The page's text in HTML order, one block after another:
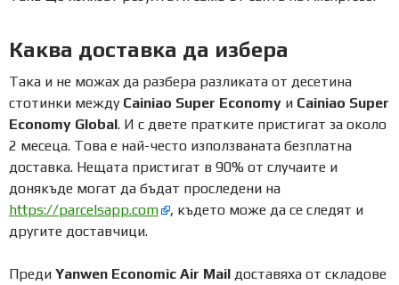
Каква доставка да избера
Така и не можах да разбера разликата от десетина
стотинки между Cainiao Super Economy и Cainiao Super
Economy Global. И с двете пратките пристигат за около
2 месеца. Това е най-често използваната безплатна
доставка. Нещата пристигат в 90% от случаите и
донякъде могат да бъдат проследени на
https://parcelsapp.com
, където може да се следят и
другите доставчици.
Преди Yanwen Economic Air Mail доставяха от складове